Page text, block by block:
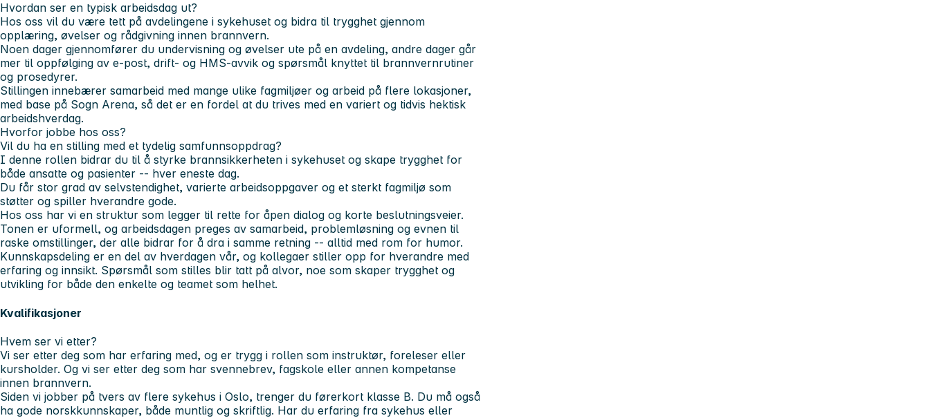
Hvordan ser en typisk arbeidsdag ut?
Hos oss vil du være tett på avdelingene i sykehuset og bidra til trygghet gjennom
opplæring, øvelser og rådgivning innen brannvern.
Noen dager gjennomfører du undervisning og øvelser ute på en avdeling, andre dager går
mer til oppfølging av e-post, drift- og HMS-avvik og spørsmål knyttet til brannvernrutiner
og prosedyrer.
Stillingen innebærer samarbeid med mange ulike fagmiljøer og arbeid på flere lokasjoner,
med base på Sogn Arena, så det er en fordel at du trives med en variert og tidvis hektisk
arbeidshverdag.
Hvorfor jobbe hos oss?
Vil du ha en stilling med et tydelig samfunnsoppdrag?
I denne rollen bidrar du til å styrke brannsikkerheten i sykehuset og skape trygghet for
både ansatte og pasienter -- hver eneste dag.
Du får stor grad av selvstendighet, varierte arbeidsoppgaver og et sterkt fagmiljø som
støtter og spiller hverandre gode.
Hos oss har vi en struktur som legger til rette for åpen dialog og korte beslutningsveier.
Tonen er uformell, og arbeidsdagen preges av samarbeid, problemløsning og evnen til
raske omstillinger, der alle bidrar for å dra i samme retning -- alltid med rom for humor.
Kunnskapsdeling er en del av hverdagen vår, og kollegaer stiller opp for hverandre med
erfaring og innsikt. Spørsmål som stilles blir tatt på alvor, noe som skaper trygghet og
utvikling for både den enkelte og teamet som helhet.
Kvalifikasjoner
Hvem ser vi etter?
Vi ser etter deg som har erfaring med, og er trygg i rollen som instruktør, foreleser eller
kursholder. Og vi ser etter deg som har svennebrev, fagskole eller annen kompetanse
innen brannvern.
Siden vi jobber på tvers av flere sykehus i Oslo, trenger du førerkort klasse B. Du må også
ha gode norskkunnskaper, både muntlig og skriftlig. Har du erfaring fra sykehus eller